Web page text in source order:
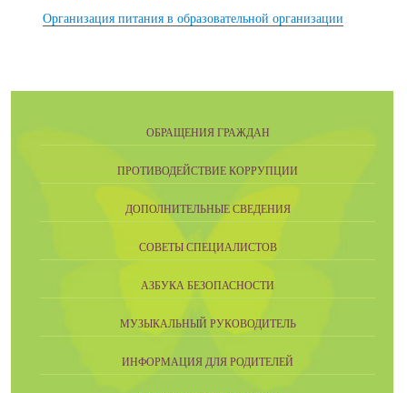
Организация питания в образовательной организации
ОБРАЩЕНИЯ ГРАЖДАН
ПРОТИВОДЕЙСТВИЕ КОРРУПЦИИ
ДОПОЛНИТЕЛЬНЫЕ СВЕДЕНИЯ
СОВЕТЫ СПЕЦИАЛИСТОВ
АЗБУКА БЕЗОПАСНОСТИ
МУЗЫКАЛЬНЫЙ РУКОВОДИТЕЛЬ
ИНФОРМАЦИЯ ДЛЯ РОДИТЕЛЕЙ